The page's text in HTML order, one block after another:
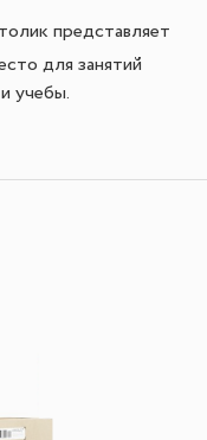
представляет
для занятий
учебы.